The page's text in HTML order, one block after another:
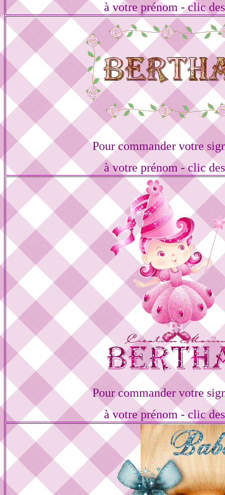
à votre prénom - clic
Pour commander votre
à votre prénom - clic
Pour commander votre
à votre prénom - clic